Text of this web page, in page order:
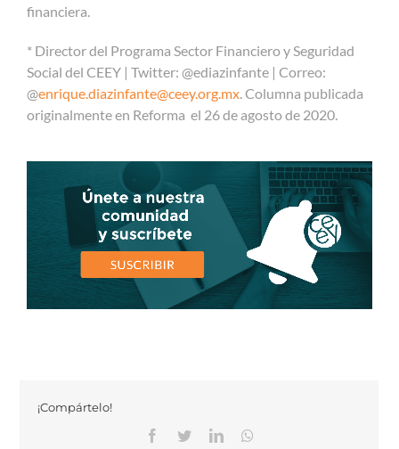
financiera.
* Director del Programa Sector Financiero y Seguridad
Social del CEEY | Twitter: @ediazinfante | Correo:
@enrique.diazinfante@ceey.org.mx.Columna publicada
originalmente en Reforma el 26 de agosto de 2020.
¡Compártelo!
Facebook
TwitterLinkedinWhatsapp